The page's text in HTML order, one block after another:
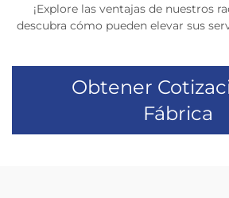
¡Explore las ventajas de nuestros
descubra cómo pueden elevar sus
Obtener
Fábrica